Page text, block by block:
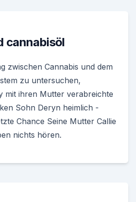
cannabisöl
zwischen Cannabis und dem
zu untersuchen,
mit ihren Mutter verabreichte
Sohn Deryn heimlich -
Chance Seine Mutter Callie
nichts hören.